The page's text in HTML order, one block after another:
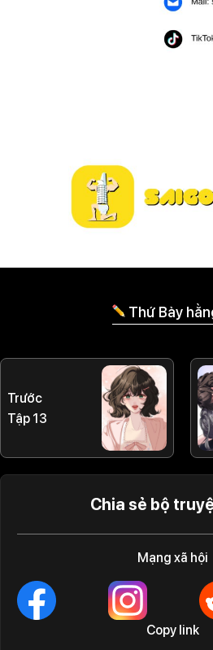
Thứ Bảy
Trước
Tập 13
Chia sẻ bộ
Mạng xã hội
Copy link